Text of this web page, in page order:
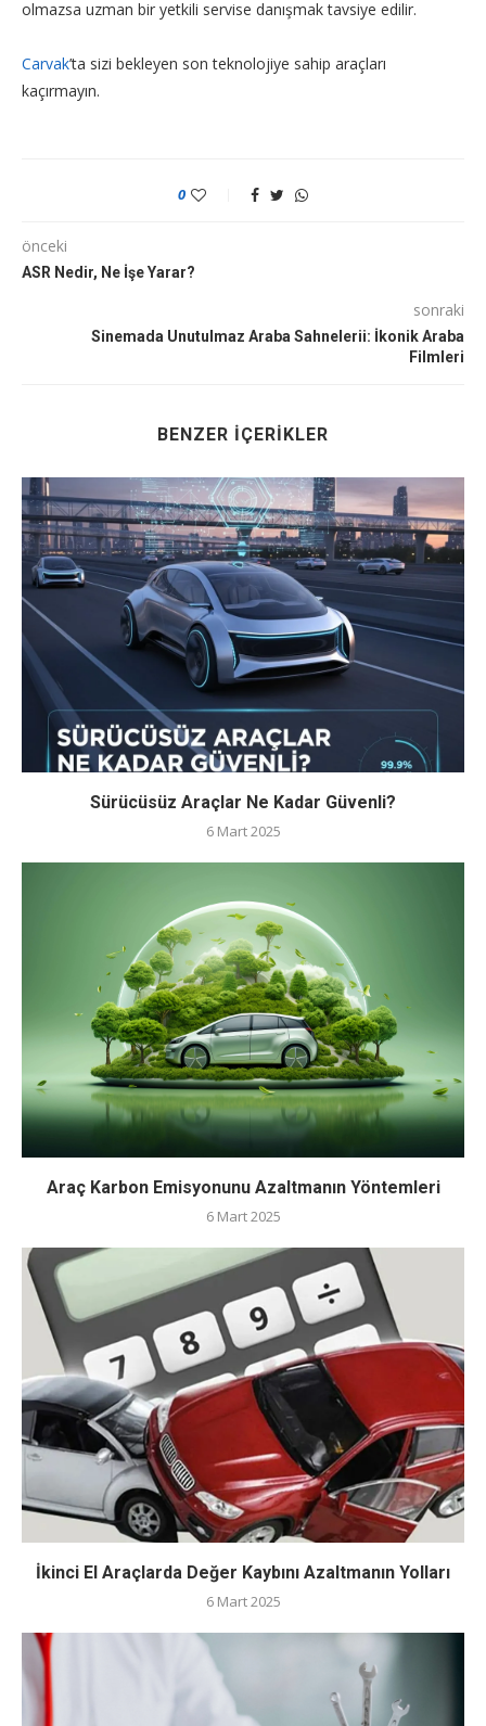
olmazsa uzman bir yetkili servise danışmak tavsiye edilir.
Carvak’ta sizi bekleyen son teknolojiye sahip araçları
kaçırmayın.
0
önceki
ASR Nedir, Ne İşe Yarar?
sonraki
Sinemada Unutulmaz Araba Sahnelerii: İkonik Araba
Filmleri
BENZER İÇERIKLER
Sürücüsüz Araçlar Ne Kadar Güvenli?
6 Mart 2025
Araç Karbon Emisyonunu Azaltmanın Yöntemleri
6 Mart 2025
İkinci El Araçlarda Değer Kaybını Azaltmanın Yolları
6 Mart 2025